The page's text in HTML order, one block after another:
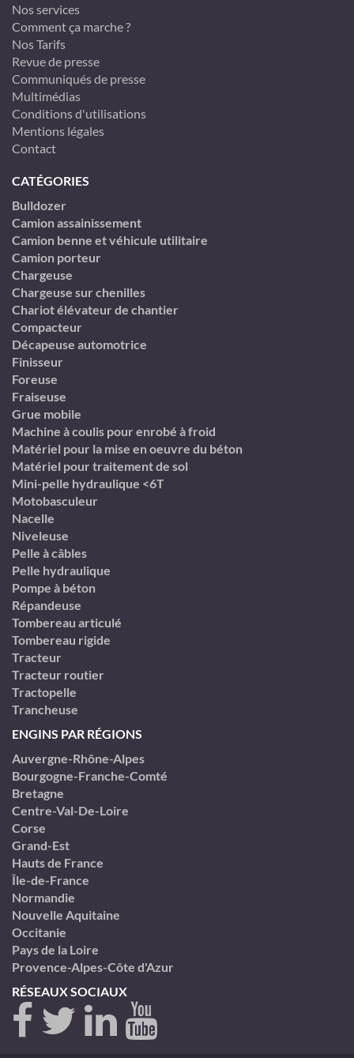
Nos services
Comment ça marche ?
Nos Tarifs
Revue de presse
Communiqués de presse
Multimédias
Conditions d'utilisations
Mentions légales
Contact
CATÉGORIES
Bulldozer
Camion assainissement
Camion benne et véhicule utilitaire
Camion porteur
Chargeuse
Chargeuse sur chenilles
Chariot élévateur de chantier
Compacteur
Décapeuse automotrice
Finisseur
Foreuse
Fraiseuse
Grue mobile
Machine à coulis pour enrobé à froid
Matériel pour la mise en oeuvre du béton
Matériel pour traitement de sol
Mini-pelle hydraulique <6T
Motobasculeur
Nacelle
Niveleuse
Pelle à câbles
Pelle hydraulique
Pompe à béton
Répandeuse
Tombereau articulé
Tombereau rigide
Tracteur
Tracteur routier
Tractopelle
Trancheuse
ENGINS PAR RÉGIONS
Auvergne-Rhône-Alpes
Bourgogne-Franche-Comté
Bretagne
Centre-Val-De-Loire
Corse
Grand-Est
Hauts de France
Île-de-France
Normandie
Nouvelle Aquitaine
Occitanie
Pays de la Loire
Provence-Alpes-Côte d'Azur
RÉSEAUX SOCIAUX